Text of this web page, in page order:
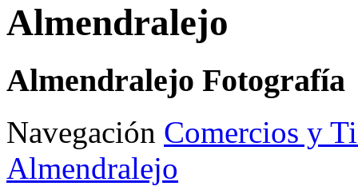
Almendralejo
Almendralejo Fotografía
Navegación Comercios y
Almendralejo